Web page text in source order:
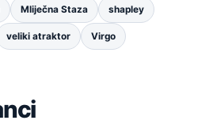
Mliječna Staza shapley
veliki atraktor Virgo